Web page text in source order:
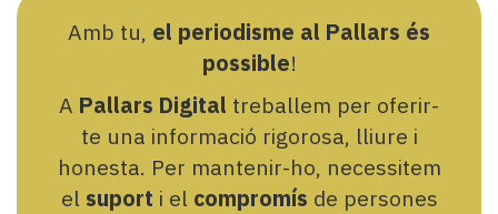
Amb tu, el periodisme al Pallars és
possible!
A Pallars Digital treballem per oferir-
te una informació rigorosa, lliure i
honesta. Per mantenir-ho, necessitem
el suport i el compromís de persones